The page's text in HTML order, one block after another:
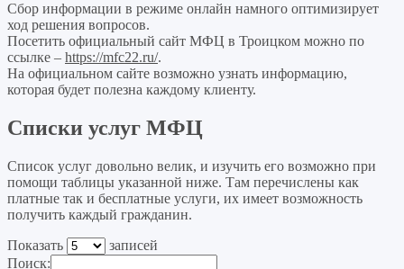
Сбор информации в режиме онлайн намного оптимизирует
ход решения вопросов.
Посетить официальный сайт МФЦ в Троицком можно по
ссылке – https://mfc22.ru/.
На официальном сайте возможно узнать информацию,
которая будет полезна каждому клиенту.
Списки услуг МФЦ
Список услуг довольно велик, и изучить его возможно при
помощи таблицы указанной ниже. Там перечислены как
платные так и бесплатные услуги, их имеет возможность
получить каждый гражданин.
Показать
записей
Поиск: